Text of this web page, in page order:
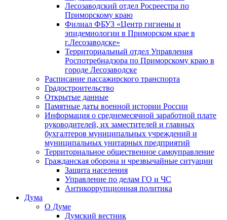
Лесозаводский отдел Росреестра по
Приморскому краю
Филиал ФБУЗ «Центр гигиены и
эпидемиологии в Приморском крае в
г.Лесозаводске»
Территориальный отдел Управления
Роспотребнадзора по Приморскому краю в
городе Лесозаводске
Расписание пассажирского транспорта
Градостроительство
Открытые данные
Памятные даты военной истории России
Информация о среднемесячной заработной плате
руководителей, их заместителей и главных
бухгалтеров муниципальных учреждений и
муниципальных унитарных предприятий
Территориальное общественное самоуправление
Гражданская оборона и чрезвычайные ситуации
Защита населения
Управление по делам ГО и ЧС
Антикоррупционная политика
Дума
О Думе
Думский вестник